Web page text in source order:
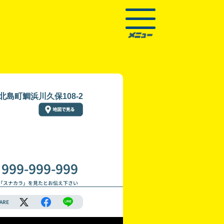
島町鯛浜川久保108-2
999-999-999
スナカラ」を見たとお伝え下さい